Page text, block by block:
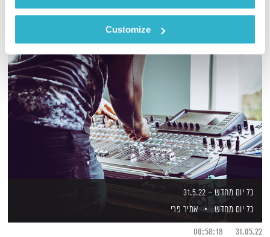
Customize
כל יום מחדש – 31.5.22
כל יום מחדש
אמיר פרי
31.05.22
00:58:18